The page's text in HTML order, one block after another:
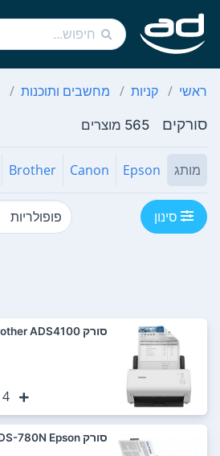
ראשי קניות מחשבים ותוכנות
סורקים 565 מוצרים
מותג Epson
Canon
Brother
סינון
סורק Brother ADS4100
4
סורק DS-780N‎ Epson אפסון